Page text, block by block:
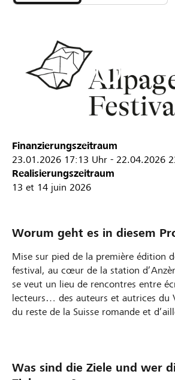
Finanzierungszeitraum
23.01.2026 17:13 Uhr - 22.04.2026
Realisierungszeitraum
13 et 14 juin 2026
Worum geht es in diesem
Mise sur pied de la première édition
festival, au cœur de la station
se veut un lieu de rencontres entre
lecteurs… des auteurs et autrices du
du reste de la Suisse romande et
Was sind die Ziele und wer